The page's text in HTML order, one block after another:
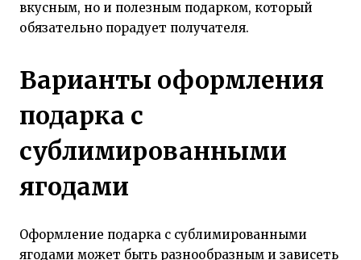
вкусным, но и полезным подарком, который
обязательно порадует получателя.
Варианты оформления
подарка с
сублимированными
ягодами
Оформление подарка с сублимированными
ягодами может быть разнообразным и зависеть